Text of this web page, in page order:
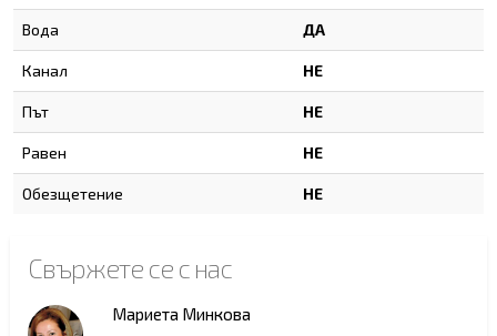
Вода ДА
Канал НЕ
Път НЕ
Равен НЕ
Обезщетение НЕ
Свържете се с нас
Мариета Минкова